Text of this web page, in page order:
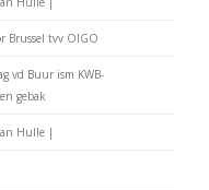
Brussel tvv OIGO
vd Buur ism KWB-
gebak
Hulle |